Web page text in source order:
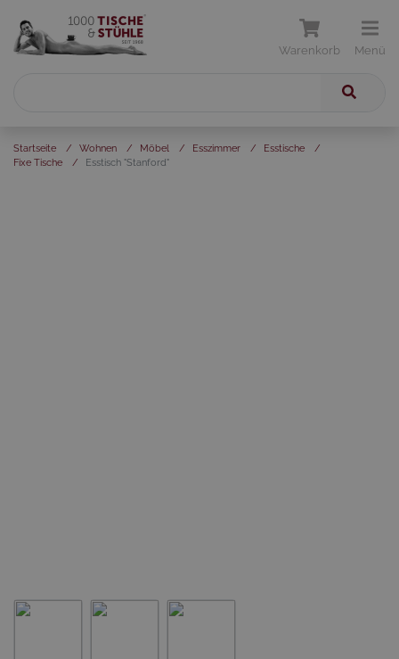
Warenkorb Menü
Startseite / Wohnen / Möbel / Esszimmer / Esstische
/
Fixe Tische
/ Esstisch "Stanford"